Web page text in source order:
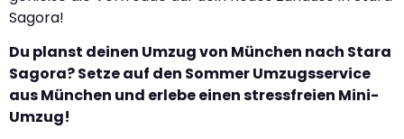
Sagora!
Du planst deinen Umzug von München nach Stara
Sagora? Setze auf den Sommer Umzugsservice
aus München und erlebe einen stressfreien Mini-
Umzug!